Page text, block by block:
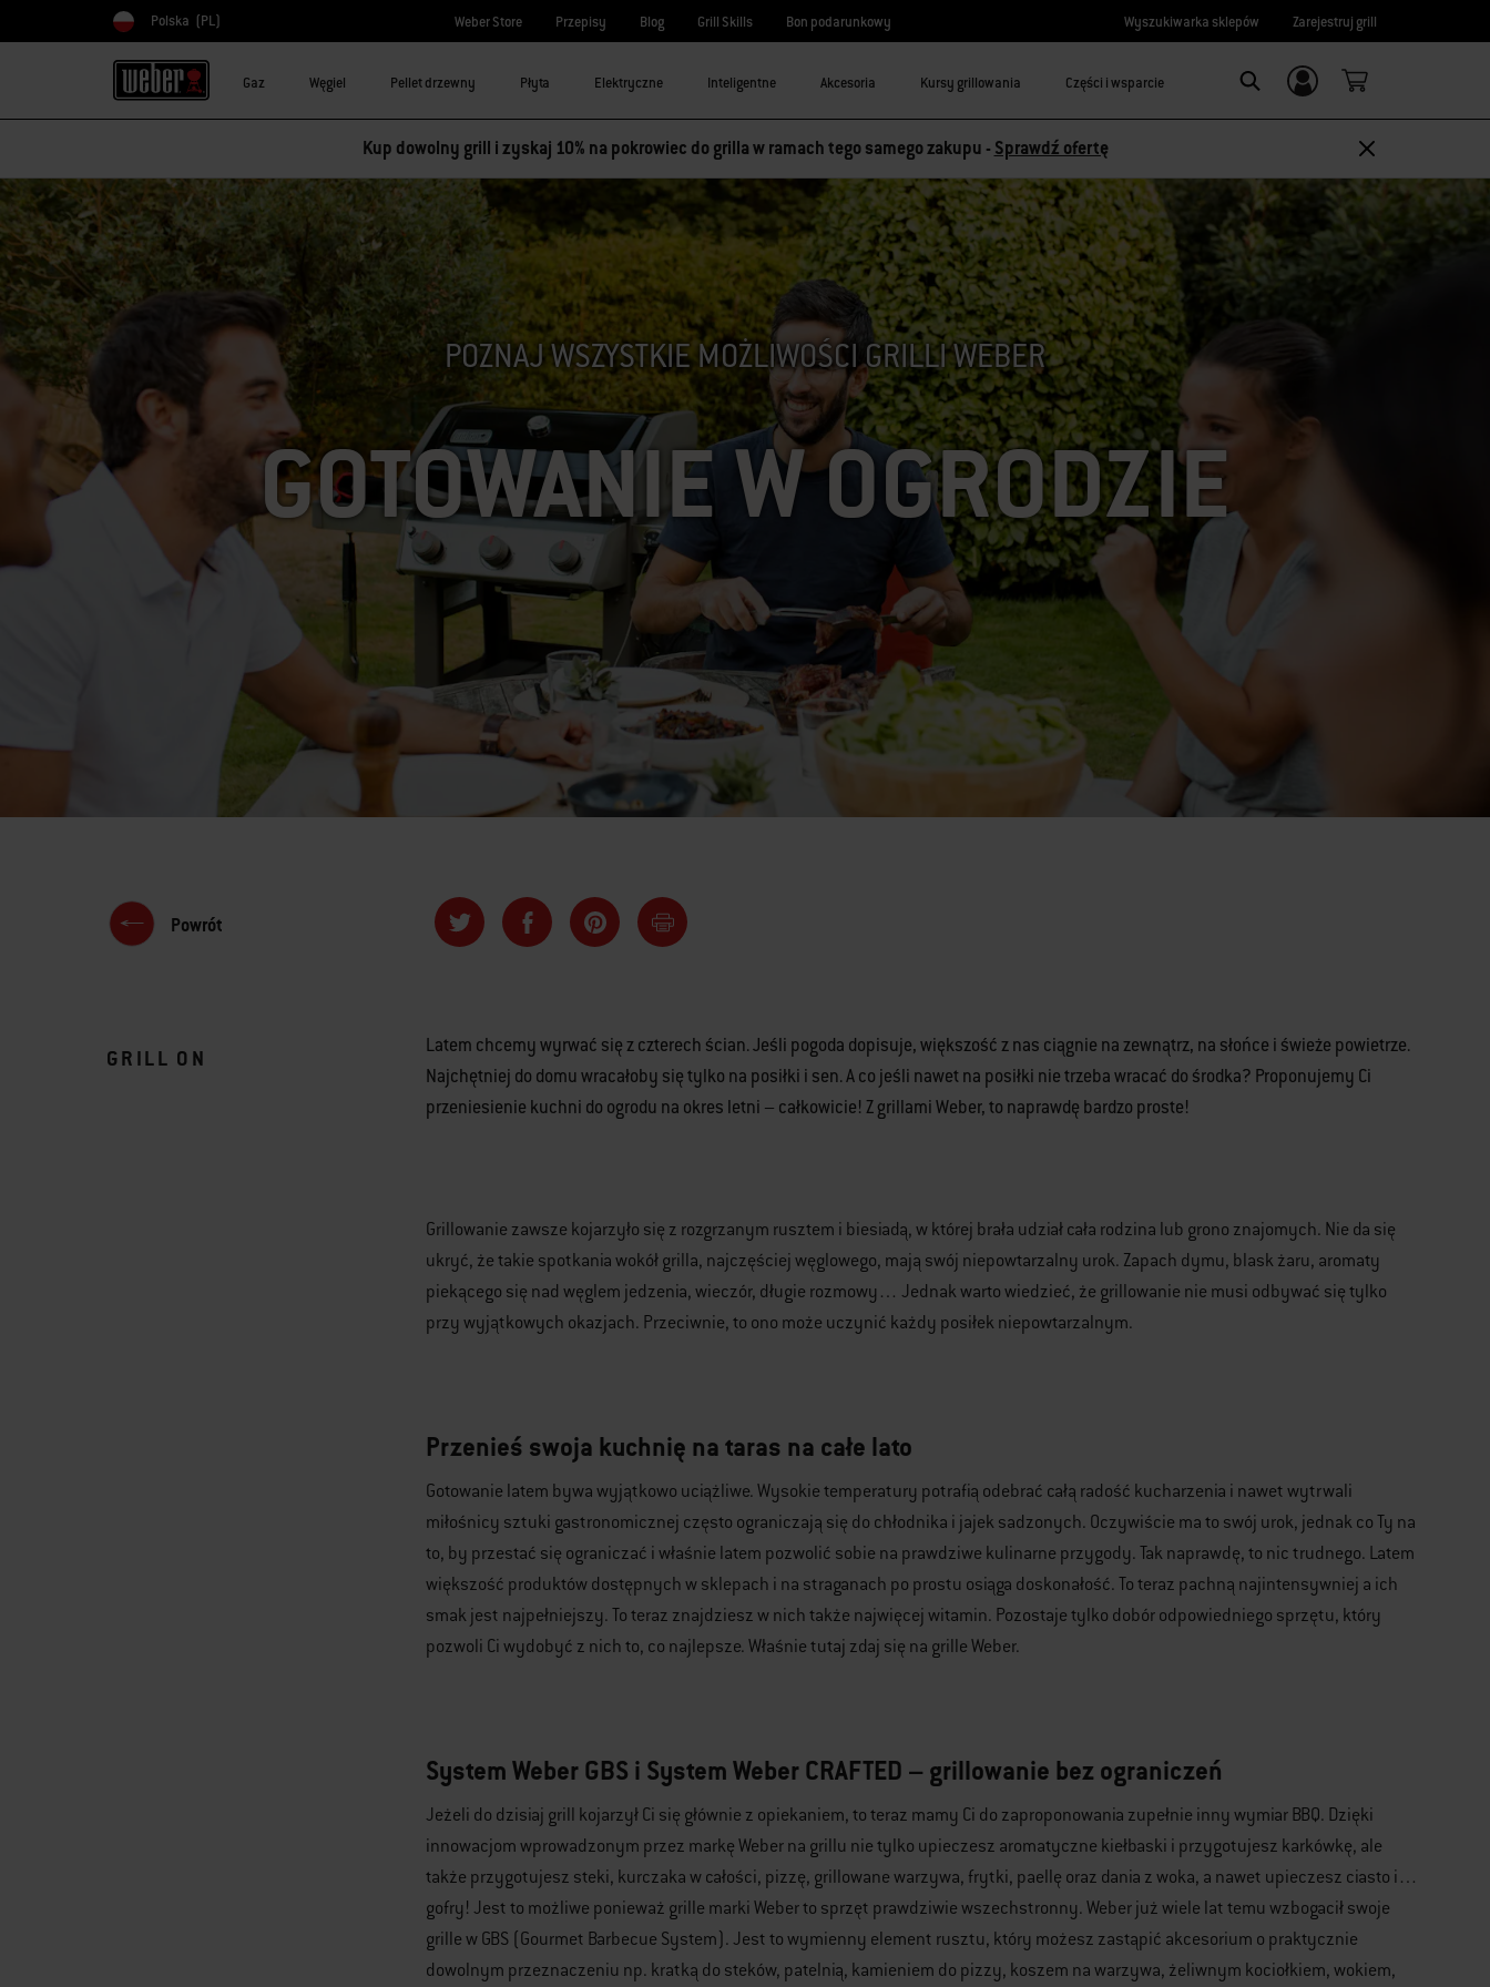
Wybierz kraj
Polska (PL) Weber Store Przepisy Blog Grill Skills Bon podarunkowy Wyszukiwarka sklepów Zarejestruj grill
Gaz Węgiel Pellet drzewny Płyta Elektryczne Inteligentne Akcesoria Kursy grillowania Części i wsparcie
Logowanie/
rejestracja
Kup dowolny grill i zyskaj 10% na pokrowiec do grilla w ramach tego samego zakupu - Sprawdź ofertę
POZNAJ WSZYSTKIE MOŻLIWOŚCI GRILLI WEBER
GOTOWANIE W OGRODZIE
Powrót
GRILL ON
Latem chcemy wyrwać się z czterech ścian. Jeśli pogoda dopisuje, większość z nas ciągnie na zewnątrz, na słońce i świeże powietrze.
Najchętniej do domu wracałoby się tylko na posiłki i sen. A co jeśli nawet na posiłki nie trzeba wracać do środka? Proponujemy Ci
przeniesienie kuchni do ogrodu na okres letni – całkowicie! Z grillami Weber, to naprawdę bardzo proste!
Grillowanie zawsze kojarzyło się z rozgrzanym rusztem i biesiadą, w której brała udział cała rodzina lub grono znajomych. Nie da się
ukryć, że takie spotkania wokół grilla, najczęściej węglowego, mają swój niepowtarzalny urok. Zapach dymu, blask żaru, aromaty
piekącego się nad węglem jedzenia, wieczór, długie rozmowy… Jednak warto wiedzieć, że grillowanie nie musi odbywać się tylko
przy wyjątkowych okazjach. Przeciwnie, to ono może uczynić każdy posiłek niepowtarzalnym.
Przenieś swoja kuchnię na taras na całe lato
Gotowanie latem bywa wyjątkowo uciążliwe. Wysokie temperatury potrafią odebrać całą radość kucharzenia i nawet wytrwali
miłośnicy sztuki gastronomicznej często ograniczają się do chłodnika i jajek sadzonych. Oczywiście ma to swój urok, jednak co Ty na
to, by przestać się ograniczać i właśnie latem pozwolić sobie na prawdziwe kulinarne przygody. Tak naprawdę, to nic trudnego. Latem
większość produktów dostępnych w sklepach i na straganach po prostu osiąga doskonałość. To teraz pachną najintensywniej a ich
smak jest najpełniejszy. To teraz znajdziesz w nich także najwięcej witamin. Pozostaje tylko dobór odpowiedniego sprzętu, który
pozwoli Ci wydobyć z nich to, co najlepsze. Właśnie tutaj zdaj się na grille Weber.
System Weber GBS i System Weber CRAFTED – grillowanie bez ograniczeń
Jeżeli do dzisiaj grill kojarzył Ci się głównie z opiekaniem, to teraz mamy Ci do zaproponowania zupełnie inny wymiar BBQ. Dzięki
innowacjom wprowadzonym przez markę Weber na grillu nie tylko upieczesz aromatyczne kiełbaski i przygotujesz karkówkę, ale
także przygotujesz steki, kurczaka w całości, pizzę, grillowane warzywa, frytki, paellę oraz dania z woka, a nawet upieczesz ciasto i…
gofry! Jest to możliwe ponieważ grille marki Weber to sprzęt prawdziwie wszechstronny. Weber już wiele lat temu wzbogacił swoje
grille w GBS (Gourmet Barbecue System). Jest to wymienny element rusztu, który możesz zastąpić akcesorium o praktycznie
dowolnym przeznaczeniu np. kratką do steków, patelnią, kamieniem do pizzy, koszem na warzywa, żeliwnym kociołkiem, wokiem,